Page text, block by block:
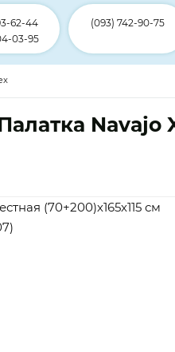
62-44
03-95
(093) 742-90-75
Navajo